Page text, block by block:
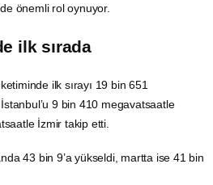
önemli rol oynuyor.
ilk sırada
ilk sırayı 19 bin 651
9 bin 410 megavatsaatle
İzmir takip etti.
43 bin 9’a yükseldi, martta ise 41 bin